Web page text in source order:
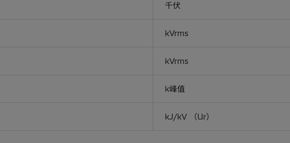
千伏
kVrms
kVrms
k峰值
kJ/kV （Ur）